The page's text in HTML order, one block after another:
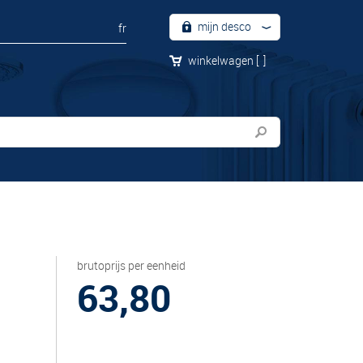
fr mijn desco
winkelwagen [ ]
brutoprijs per eenheid
63,80